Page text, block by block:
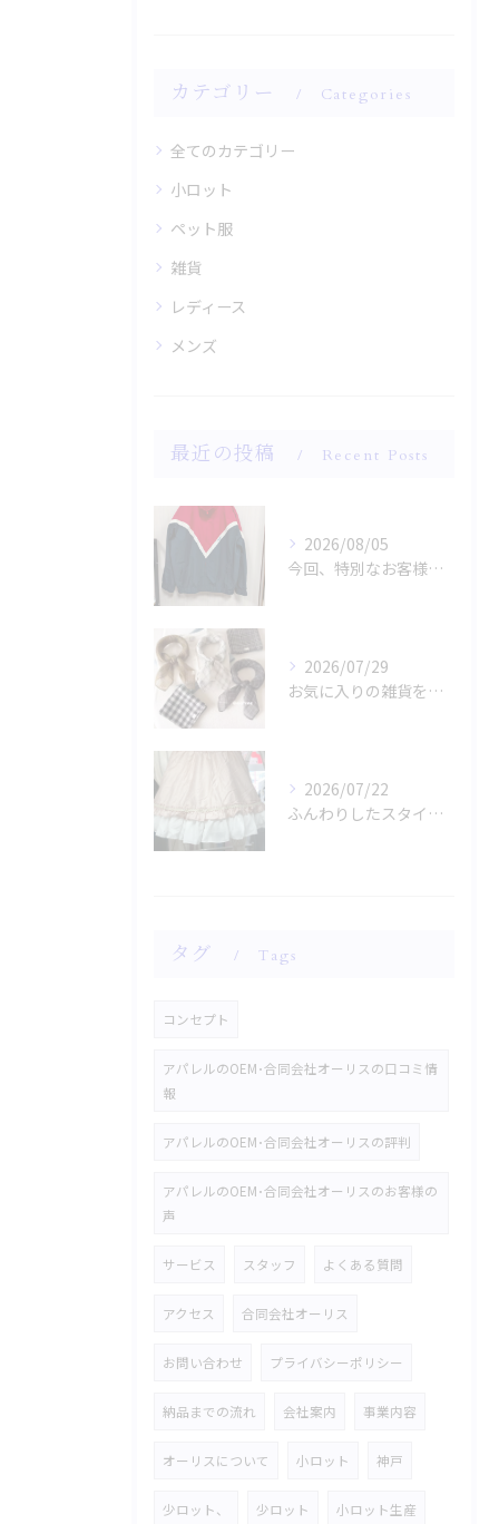
カテゴリー Categories
全てのカテゴリー
小ロット
ペット服
雑貨
レディース
メンズ
最近の投稿 Recent Posts
2026/08/05
今回、特別なお客様のためにファッションショー用のサンプルを手...
2026/07/29
お気に入りの雑貨をお探しですか？
2026/07/22
ふんわりしたスタイルに魅了されませんか？
タグ Tags
コンセプト
アパレルのOEM･合同会社オーリスの口コミ情
報
アパレルのOEM･合同会社オーリスの評判
アパレルのOEM･合同会社オーリスのお客様の
声
サービス スタッフ よくある質問
アクセス 合同会社オーリス
お問い合わせ プライバシーポリシー
納品までの流れ 会社案内 事業内容
オーリスについて 小ロット 神戸
少ロット、 少ロット 小ロット生産